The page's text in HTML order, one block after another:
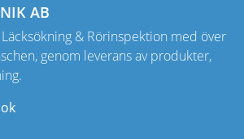
AB
& Rörinspektion med över
genom leverans av produkter,